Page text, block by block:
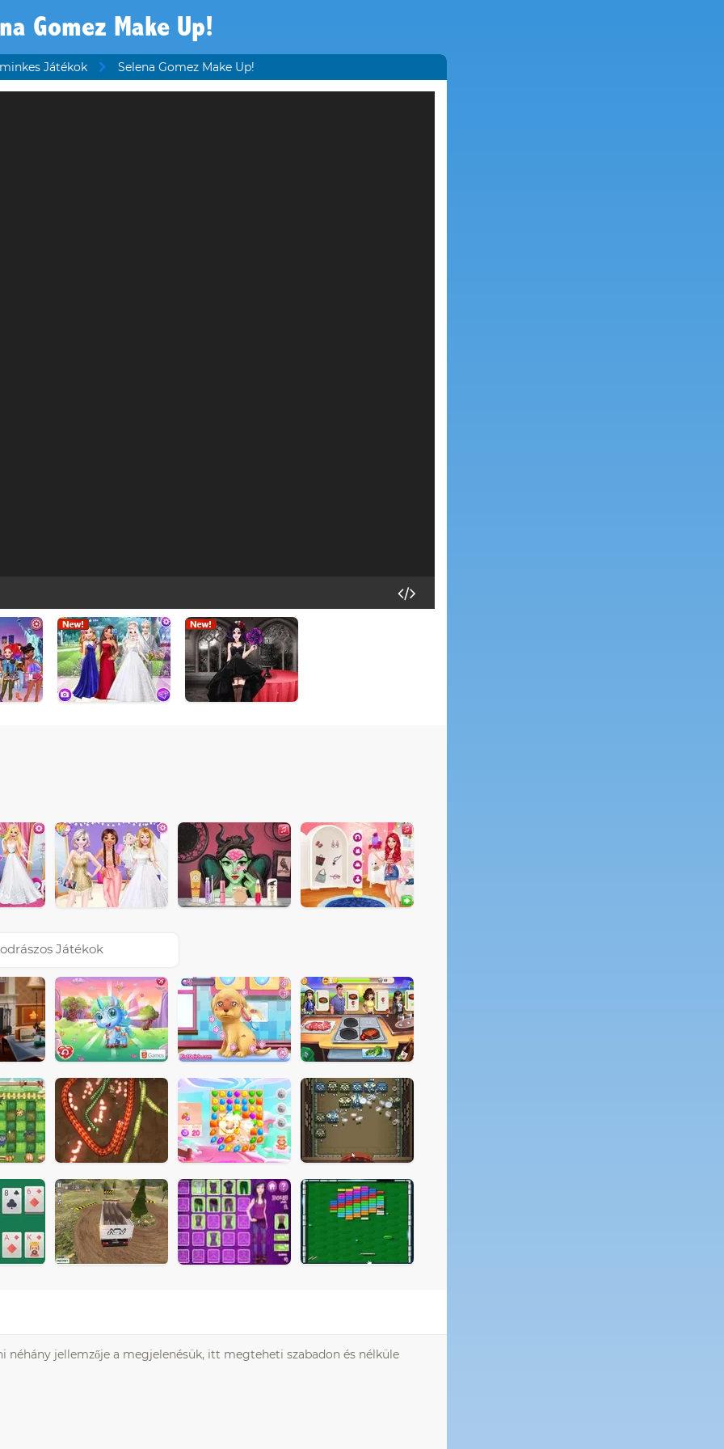
Gomez Make Up!
Játékok Selena Gomez Make Up!
Játékok
néhány jellemzője a megjelenésük, itt megteheti szabadon és nélküle